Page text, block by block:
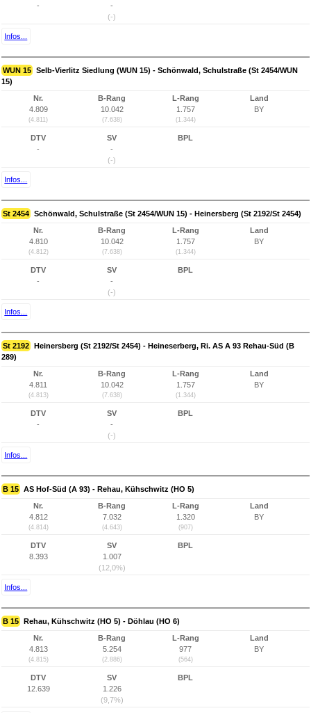
-
-
(-)
Infos...
WUN 15 Selb-Vierlitz Siedlung (WUN 15) - Schönwald, Schulstraße (St 2454/WUN
15)
Nr.
4.809
(4.811)
B-Rang
10.042
(7.638)
L-Rang
1.757
(1.344)
Land
BY
DTV
-
SV
-
(-)
BPL
Infos...
St 2454 Schönwald, Schulstraße (St 2454/WUN 15) - Heinersberg (St 2192/St 2454)
Nr.
4.810
(4.812)
B-Rang
10.042
(7.638)
L-Rang
1.757
(1.344)
Land
BY
DTV
-
SV
-
(-)
BPL
Infos...
St 2192 Heinersberg (St 2192/St 2454) - Heineserberg, Ri. AS A 93 Rehau-Süd (B
289)
Nr.
4.811
(4.813)
B-Rang
10.042
(7.638)
L-Rang
1.757
(1.344)
Land
BY
DTV
-
SV
-
(-)
BPL
Infos...
B 15 AS Hof-Süd (A 93) - Rehau, Kühschwitz (HO 5)
Nr.
4.812
(4.814)
B-Rang
7.032
(4.643)
L-Rang
1.320
(907)
Land
BY
DTV
8.393
SV
1.007
(12,0%)
BPL
Infos...
B 15 Rehau, Kühschwitz (HO 5) - Döhlau (HO 6)
Nr.
4.813
(4.815)
B-Rang
5.254
(2.886)
L-Rang
977
(564)
Land
BY
DTV
12.639
SV
1.226
(9,7%)
BPL